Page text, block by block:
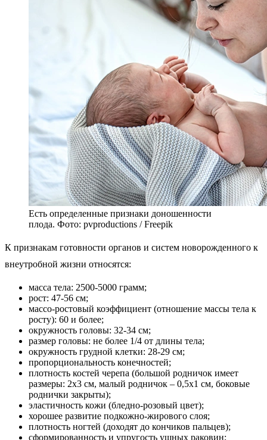
оценку состояния здоровья ребенка при рождении. Есть
целый ряд показателей, который позволяет определить
степень зрелости плода. Особенно актуально это для деток,
Признаки доношенности плода
Есть определенные признаки доношенности
плода. Фото:pvproductions / Freepik
К признакам готовности органов и систем новорожденного к
внеутробной жизни относятся: